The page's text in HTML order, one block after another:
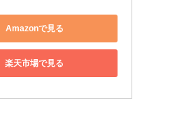
Amazonで見る
楽天市場で見る